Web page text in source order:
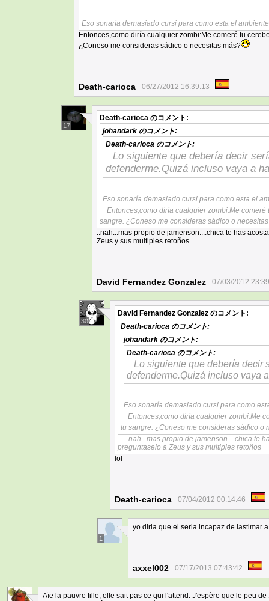
Eso sonaría demasiado cursi para como esta el
Entonces,como diría cualquier zombi:Me comeré tu
¿Coneso me consideras sádico o necesitas más?
Death-carioca 06/27/2012 16:39:13
17
Death-carioca のコメント:
johandark のコメント:
Death-carioca のコメント:
Lo siguiente que debería decir
defenderme.Quizá incluso vaya a
Eso sonaría demasiado cursi para como esta el
Entonces,como diría cualquier zombi:Me
sangre. ¿Coneso me consideras sádico o
..nah...mas propio de jamenson....chica te has
Zeus y sus multiples retoños
David Fernandez Gonzalez 07/03/2012
30
David Fernandez Gonzalez のコメント:
Death-carioca のコメント:
johandark のコメント:
Death-carioca のコメント:
Lo siguiente que debería decir
defenderme.Quizá incluso vaya
Eso sonaría demasiado cursi para como
Entonces,como diría cualquier zombi:Me
tu sangre. ¿Coneso me consideras sádico o
..nah...mas propio de jamenson....chica te
preguntaselo a Zeus y sus multiples retoños
lol
Death-carioca 07/04/2012 00:14:46
1
yo diria que el seria incapaz de lastimar
axxel002 07/17/2013 07:43:42
Aïe la pauvre fille, elle sait pas ce qui l'attend. J'espère que le peu